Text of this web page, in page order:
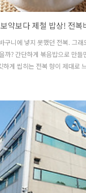
약보다 제철 밥상! 전복
구니에 넣지 못했던 전복. 그래
까? 간단하게 볶음밥으로 만들
하게 씹히는 전복 향이 제대로
양파(1/2개), 쪽파(2대), 밥(2
는 밥숟가락과 종이컵 기준!
씻은 뒤 껍질 안쪽에 숟가락을
질 쪽을 긁어가며 떼어낸다. 2.
낸 뒤 살은 굵게 다진다. 3. 양
다. ..